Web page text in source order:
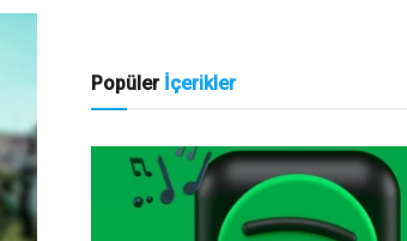
Popüler İçerikler